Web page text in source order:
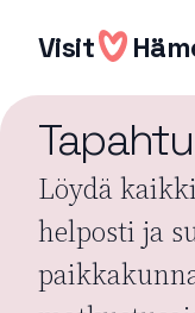
sisältöön
Visit
Löydä
helposti ja